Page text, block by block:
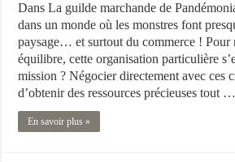
Dans La guilde marchande de
dans un monde où les monstres font
paysage… et surtout du commerce ! Pour
équilibre, cette organisation particulière
mission ? Négocier directement avec ces
d’obtenir des ressources précieuses tout …
En savoir plus »